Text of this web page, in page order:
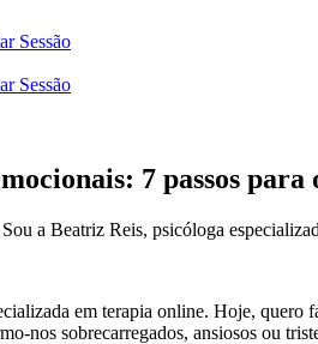
Sessão
Sessão
7 passos
a Beatriz Reis, psicóloga
em terapia online. Hoje, quero
nos sobrecarregados, ansiosos ou